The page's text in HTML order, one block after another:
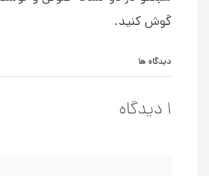
گوش کنید.
دیدگاه ها
1 دیدگاه